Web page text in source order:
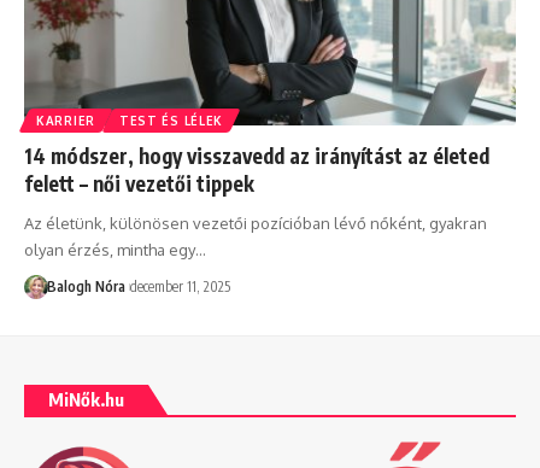
KARRIER TEST ÉS LÉLEK
14 módszer, hogy visszavedd az irányítást az életed
felett – női vezetői tippek
Az életünk, különösen vezetői pozícióban lévő nőként, gyakran
olyan érzés, mintha egy…
Balogh Nóra december 11, 2025
MiNők.hu